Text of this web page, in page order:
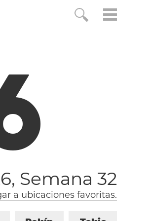
Semana 32
a ubicaciones favoritas.